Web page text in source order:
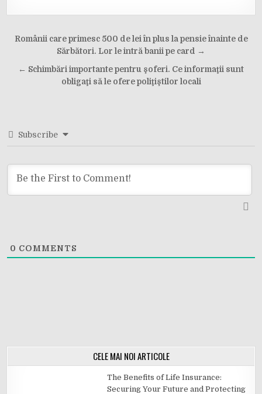
Post
navigation
Românii care primesc 500 de lei în plus la pensie înainte de
Sărbători. Lor le intră banii pe card →
← Schimbări importante pentru şoferi. Ce informaţii sunt
obligaţi să le ofere poliţiştilor locali
Subscribe
0 COMMENTS
CELE MAI NOI ARTICOLE
The Benefits of Life Insurance:
Securing Your Future and Protecting